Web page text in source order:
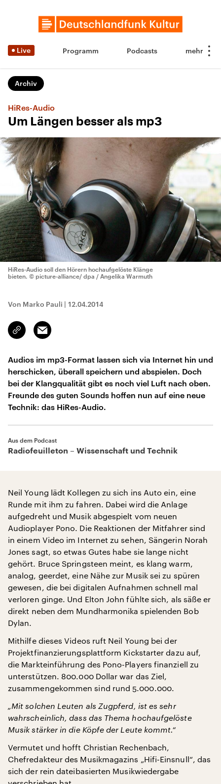
Live Programm Podcasts
Archiv
HiRes-Audio
Um Längen besser als mp3
HiRes-Audio soll den Hörern hochaufgelöste Klänge
bieten. © picture-alliance/ dpa / Angelika Warmuth
Von Marko Pauli | 12.04.2014
Link
kopieren/teilen
Email
Audios im mp3-Format lassen sich via Internet hin und
herschicken, überall speichern und abspielen. Doch
bei der Klangqualität gibt es noch viel Luft nach oben.
Freunde des guten Sounds hoffen nun auf eine neue
Technik: das HiRes-Audio.
Aus dem Podcast
Radiofeuilleton – Wissenschaft und Technik
Neil Young lädt Kollegen zu sich ins Auto ein, eine
Runde mit ihm zu fahren. Dabei wird die Anlage
aufgedreht und Musik abgespielt vom neuen
Audioplayer Pono. Die Reaktionen der Mitfahrer sind
in einem Video im Internet zu sehen, Sängerin Norah
Jones sagt, so etwas Gutes habe sie lange nicht
gehört. Bruce Springsteen meint, es klang warm,
analog, geerdet, eine Nähe zur Musik sei zu spüren
gewesen, die bei digitalen Aufnahmen schnell mal
verloren ginge. Und Elton John fühlte sich, als säße er
direkt neben dem Mundharmonika spielenden Bob
Dylan.
Mithilfe dieses Videos ruft Neil Young bei der
Projektfinanzierungsplattform Kickstarter dazu auf,
die Markteinführung des Pono-Players finanziell zu
unterstützen. 800.000 Dollar war das Ziel,
zusammengekommen sind rund 5.000.000.
„Mit solchen Leuten als Zugpferd, ist es sehr
wahrscheinlich, dass das Thema hochaufgelöste
Musik stärker in die Köpfe der Leute kommt.“
Vermutet und hofft Christian Rechenbach,
Chefredakteur des Musikmagazins „Hifi-Einsnull“, das
sich der rein dateibasierten Musikwiedergabe